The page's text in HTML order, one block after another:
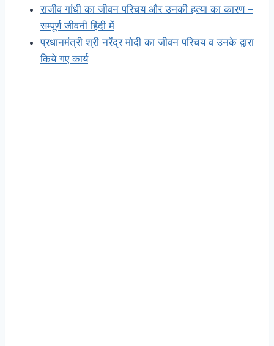
राजीव गांधी का जीवन परिचय और उनकी हत्या का कारण –
सम्पूर्ण जीवनी हिंदी में
प्रधानमंत्री श्री नरेंद्र मोदी का जीवन परिचय व उनके द्वारा
किये गए कार्य